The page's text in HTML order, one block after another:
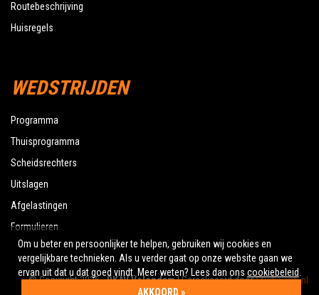
Routebeschrijving
Huisregels
WEDSTRIJDEN
Programma
Thuisprogramma
Scheidsrechters
Uitslagen
Afgelastingen
Formulieren
© Copyright 2026 -RKAV Volendam| Gerealiseerd doorStudioweb.nl
Om u beter en persoonlijker te helpen, gebruiken wij cookies en
vergelijkbare technieken. Als u verder gaat op onze website gaan we
ervan uit dat u dat goed vindt. Meer weten? Lees dan ons cookiebeleid
AKKOORD »